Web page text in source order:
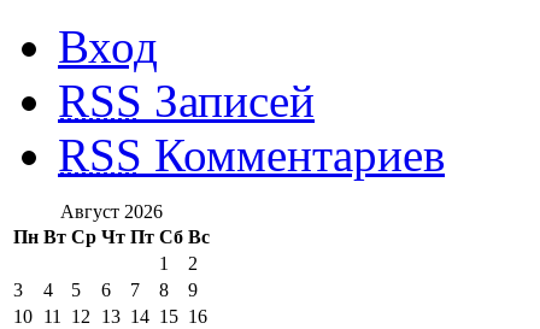
Вход
RSS Записей
RSS Комментариев
Август 2026
Пн Вт Ср Чт Пт Сб Вс
1
2
3
4 5 6 7 8
9
10 11 12 13 14 15 16